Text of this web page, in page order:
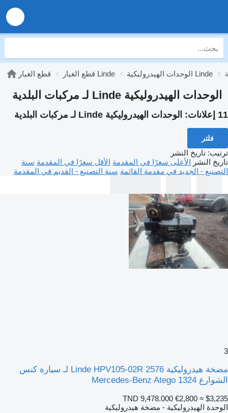
قطع الغيار قطع الغيار Linde الوحدات الهيدروليكية Linde
الوحدات الهيدروليكية Linde لـ مركبات البلدية
11 إعلانات: الوحدات الهيدروليكية Linde لـ مركبات البلدية
فلتر
ترتيب: تاريخ النشر
تاريخ النشر الأعلى سعرًا في المقدمة الأقل سعرًا في المقدمة سنة
التصنيع - الجديد في مقدمة القائمة سنة التصنيع - القديم في المقدمة
3
مضخة هيدروليكية Linde HPV105-02R 2576 لـ سيارة كنس
الشوارع Mercedes-Benz Atego 1324
TND 9,478.000 €2,800 ≈ $3,235
الوحدة الهيدروليكية - مضخة هيدروليكية